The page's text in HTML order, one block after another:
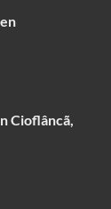
Cioflâncã,